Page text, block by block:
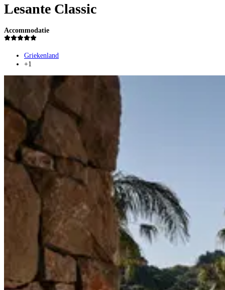
Lesante Classic
Accommodatie
Griekenland
+1